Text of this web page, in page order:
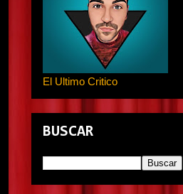
El Ultimo Critico
BUSCAR